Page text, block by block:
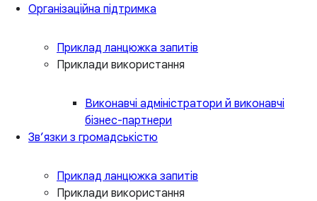
Організаційна підтримка
Приклад ланцюжка запитів
Приклади використання
Виконавчі адміністратори й виконавчі
бізнес-партнери
Зв’язки з громадськістю
Приклад ланцюжка запитів
Приклади використання